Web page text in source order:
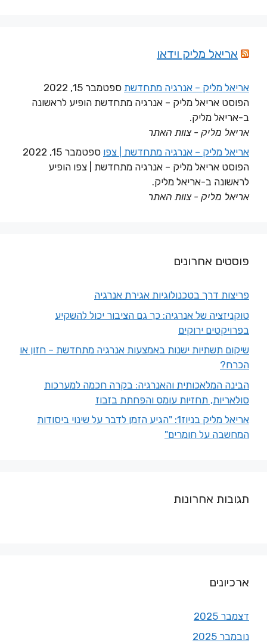
אריאל מליק וידאו
אריאל מליק – אנרגיה מתחדשת ספטמבר 15, 2022
הפוסט אריאל מליק – אנרגיה מתחדשת הופיע לראשונה
ב-אריאל מליק.
אריאל מליק - צוות האתר
אריאל מליק – אנרגיה מתחדשת | צפו ספטמבר 15, 2022
הפוסט אריאל מליק – אנרגיה מתחדשת | צפו הופיע
לראשונה ב-אריאל מליק.
אריאל מליק - צוות האתר
פוסטים אחרונים
פריצות דרך בטכנולוגיות אגירת אנרגיה
טוקניזציה של אנרגיה: כך גם הציבור יכול להשקיע
בפרויקטים ירוקים
שיקום תשתיות ישנות באמצעות אנרגיה מתחדשת – חזון או
הכרח?
הבינה המלאכותית והאנרגיה: בקרה חכמה למערכות
סולאריות, תחזיות עומס והפחתת בזבוז
אריאל מליק בניוז1: "הגיע הזמן לדבר על שינוי ביסודות
המחשבה על חומרים"
תגובות אחרונות
ארכיונים
דצמבר 2025
נובמבר 2025